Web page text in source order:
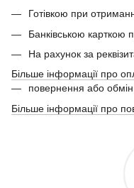
Готівкою при
Банківською карткою
На рахунок за
Більше інформації про
повернення або
Більше інформації про